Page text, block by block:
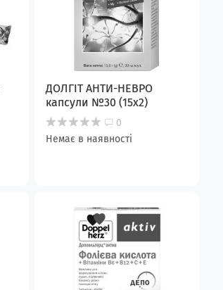
ДОЛГІТ АНТИ-НЕВРО
капсули №30 (15х2)
0
Немає в наявності